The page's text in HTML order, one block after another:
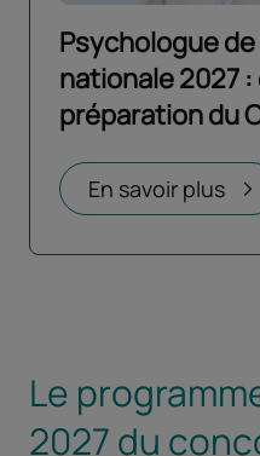
Psychologue
nationale 2027
préparation du
En savoir plus
Ouvrir dans un
Le
2027 du